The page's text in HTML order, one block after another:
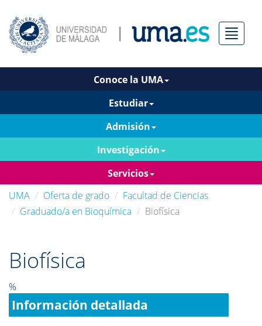
Menú
Conoce la UMA
Estudiar
Admisión
Investigación
Servicios
UMA
Oferta de grado
Facultad de Ciencias
Graduado/a en Bioquímica
Biofísica
Biofísica
%
Información detallada